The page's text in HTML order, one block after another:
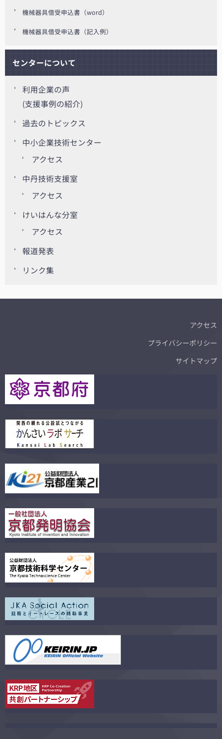
機械器具借受申込書（word）
機械器具借受申込書（記入例）
センターについて
利用企業の声
(支援事例の紹介)
過去のトピックス
中小企業技術センター
アクセス
中丹技術支援室
アクセス
けいはんな分室
アクセス
報道発表
リンク集
アクセス
プライバシーポリシー
サイトマップ